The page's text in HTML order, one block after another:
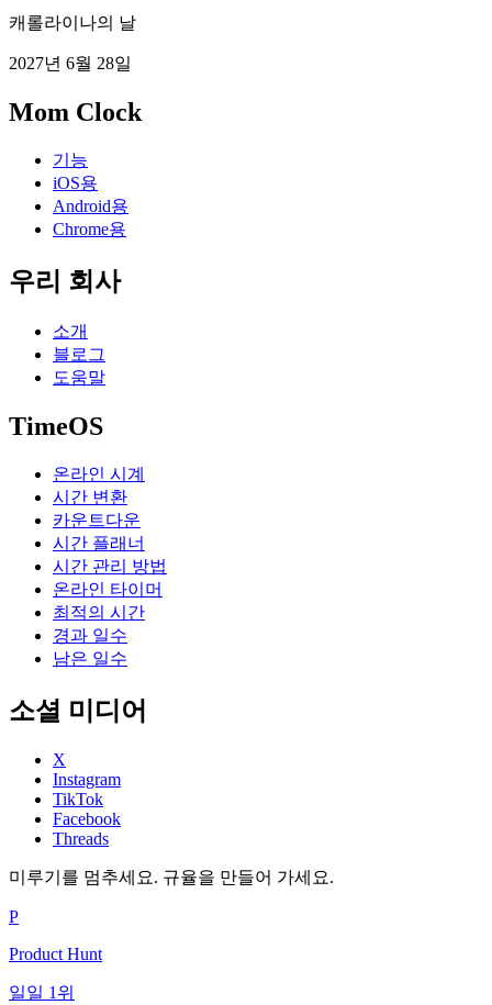
캐롤라이나의 날
2027년 6월 28일
Mom Clock
기능
iOS용
Android용
Chrome용
우리 회사
소개
블로그
도움말
TimeOS
온라인 시계
시간 변환
카운트다운
시간 플래너
시간 관리 방법
온라인 타이머
최적의 시간
경과 일수
남은 일수
소셜 미디어
X
Instagram
TikTok
Facebook
Threads
미루기를 멈추세요. 규율을 만들어 가세요.
P
Product Hunt
일일 1위